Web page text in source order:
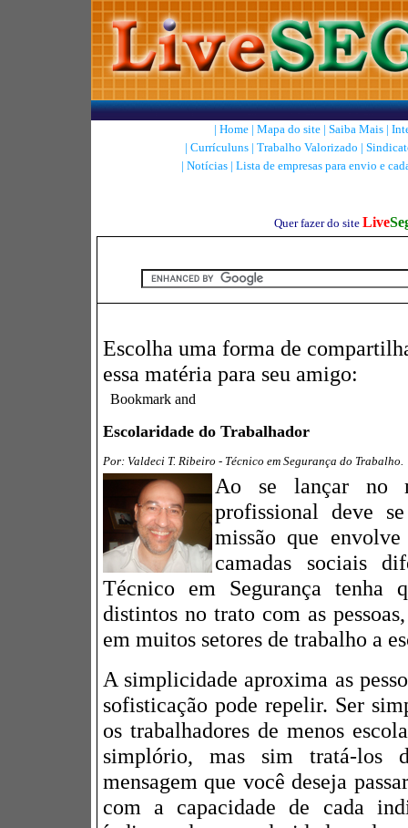
| Home| Mapa do site| Saiba Mais|
| Currículuns| Trabalho Valorizado |
| Notícias | Lista de empresas para envio e
Quer fazer do site Live
Escolha uma forma de
essa matéria para seu amigo:
Escolaridade do Trabalhador
Por: Valdeci T. Ribeiro - Técnico em Segurança do Trabalho.
Ao se lançar no
profissional deve
missão que
camadas sociais
Técnico em Segurança tenha
distintos no trato com as
em muitos setores de trabalho a
A simplicidade aproxima as
sofisticação pode repelir. Ser
os trabalhadores de menos
simplório, mas sim tratá-los
mensagem que você deseja
com a capacidade de cada